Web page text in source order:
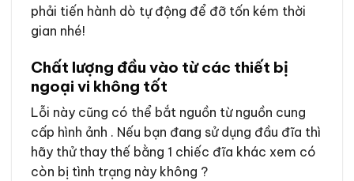
phải tiến hành dò tự động để đỡ tốn kém thời
gian nhé!
Chất lượng đầu vào từ các thiết bị
ngoại vi không tốt
Lỗi này cũng có thể bắt nguồn từ nguồn cung
cấp hình ảnh . Nếu bạn đang sử dụng đầu đĩa thì
hãy thử thay thế bằng 1 chiếc đĩa khác xem có
còn bị tình trạng này không ?